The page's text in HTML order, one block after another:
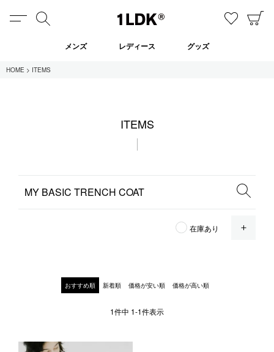
MENU お気に
メンズ レディース グッズ
1LDK STAND
HOME ITEMS
ITEMS
在庫あり
おすすめ順 新着順 価格が安い順 価格が高い順
1件中 1-1件表示